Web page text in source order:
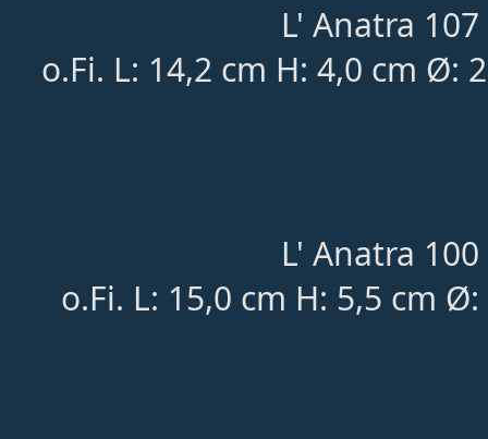
L' Anatra
o.Fi. L: 14,2 cm H: 4,0 cm Ø:
L' Anatra
o.Fi. L: 15,0 cm H: 5,5 cm